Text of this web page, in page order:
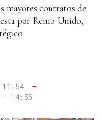
mayores contratos de
por Reino Unido,
—
- 14:56